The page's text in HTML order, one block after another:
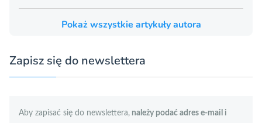
Pokaż wszystkie artykuły autora
Zapisz się do newslettera
Aby zapisać się do newslettera, należy podać adres e-mail i